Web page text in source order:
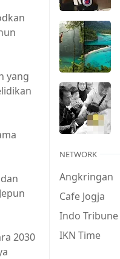
yang
2030
NETWORK
Angkringan
Cafe Jogja
Indo Tribune
IKN Time